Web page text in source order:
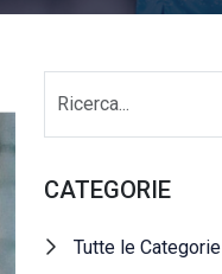
CATEGORIE
Tutte le Categorie